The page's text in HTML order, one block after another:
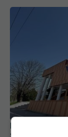
Pană majoră
Spitalului
31 iul 2026, 17:31